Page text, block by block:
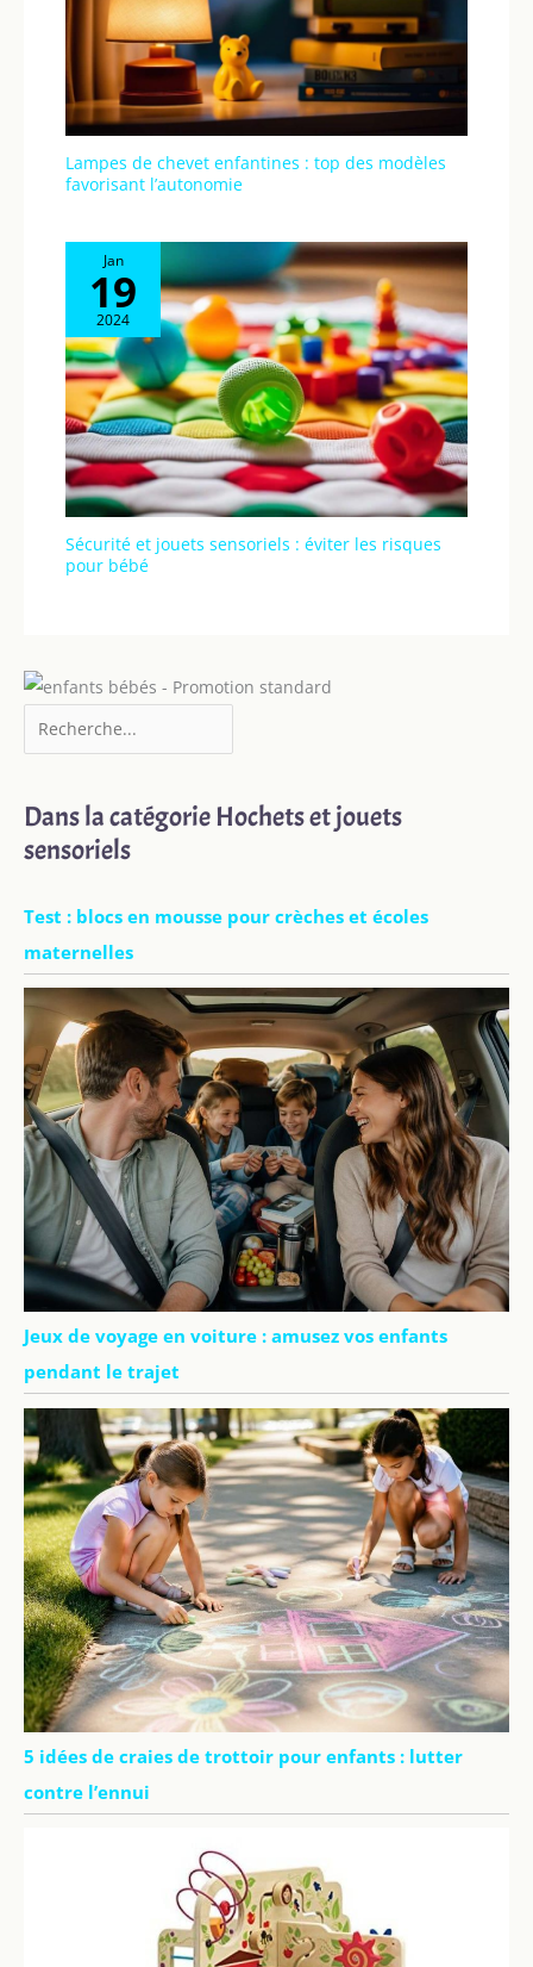
Lampes de chevet enfantines : top des modèles
favorisant l’autonomie
Jan
19
2024
Sécurité et jouets sensoriels : éviter les risques
pour bébé
Dans la catégorie Hochets et jouets
sensoriels
Test : blocs en mousse pour crèches et écoles
maternelles
Jeux de voyage en voiture : amusez vos enfants
pendant le trajet
5 idées de craies de trottoir pour enfants : lutter
contre l’ennui